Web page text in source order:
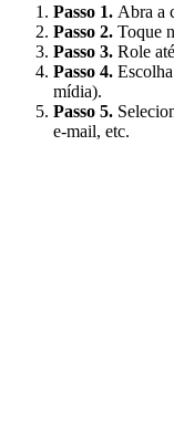
Passo 1. Abra a
Passo 2. Toque
Passo 3. Role
Passo 4.
mídia).
Passo 5.
e‑mail, etc.